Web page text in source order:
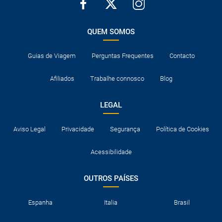
QUEM SOMOS
Guias de Viagem Perguntas Frequentes Contacto
Afiliados Trabalhe connosco Blog
LEGAL
Aviso Legal Privacidade Segurança Política de Cookies
Acessibilidade
OUTROS PAÍSES
Espanha Italia Brasil